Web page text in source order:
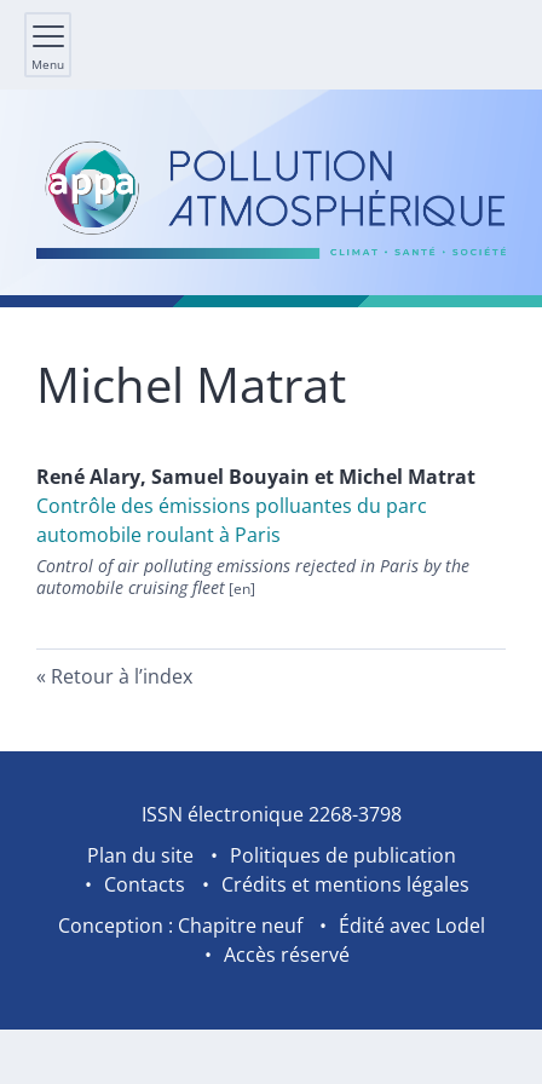
Menu
Michel Matrat
RenéAlary, Samuel Bouyain et Michel Matrat
Contrôle des émissions polluantes du parc
automobile roulant à Paris
Control of air polluting emissions rejected in Paris by the
automobile cruising fleet
Retour à l’index
ISSN électronique 2268-3798
Plan du site
Politiques de publication
Contacts
Crédits et mentions légales
Conception : Chapitre neuf
Édité avec Lodel
Accès réservé